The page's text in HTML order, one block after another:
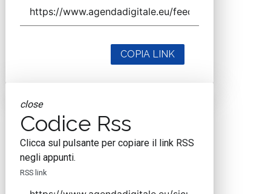
COPIA LINK
close
Codice Rss
Clicca sul pulsante per copiare il link RSS
negli appunti.
RSS link